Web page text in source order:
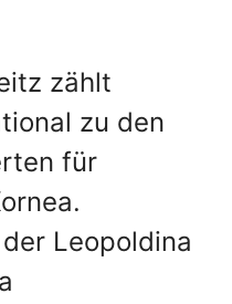
zählt
zu den
für
Leopoldina